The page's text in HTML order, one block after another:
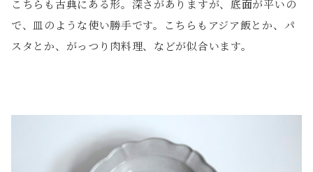
こちらも古典にある形。深さがありますが、底面が平いの
で、皿のような使い勝手です。こちらもアジア飯とか、パ
スタとか、がっつり肉料理、などが似合います。